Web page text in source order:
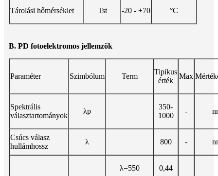
Tárolási hőmérséklet Tst -20 - +70 °C
B. PD fotoelektromos jellemzők
Paraméter Szimbólum Term
Tipikus
érték
Max
Spektrális
választartományok
λp
350-
1000
-
Csúcs válasz
hullámhossz
λ 800 -
λ=550
0,44